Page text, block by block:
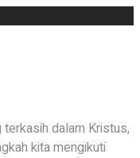
terkasih dalam Kristus,
kita mengikuti